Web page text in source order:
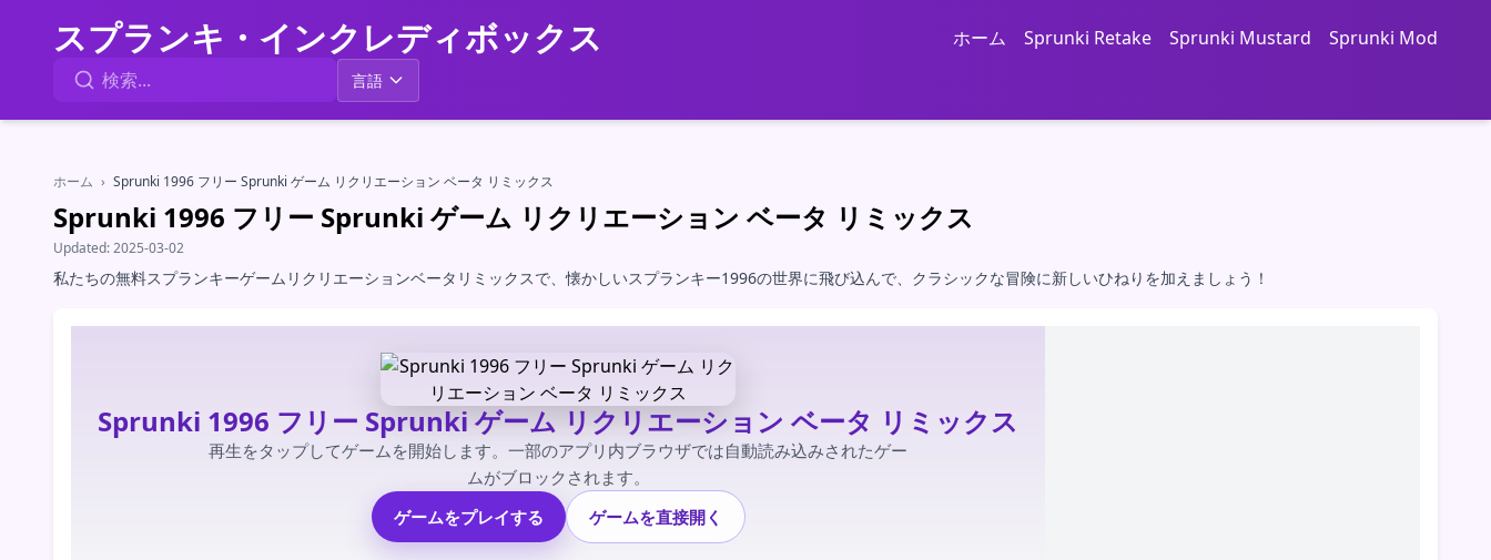
スプランキ・インクレディボックス ホーム Sprunki Retake Sprunki Mustard Sprunki Mod
言語
ホーム › Sprunki 1996 フリー Sprunki ゲーム リクリエーション ベータ リミックス
Sprunki 1996 フリー Sprunki ゲーム リクリエーション ベータ リミックス
Updated:2025-03-02
私たちの無料スプランキーゲームリクリエーションベータリミックスで、懐かしいスプランキー1996の世界に飛び込んで、クラシックな冒険に新しいひねりを加えましょう！
Sprunki 1996 フリー Sprunki ゲーム リクリエーション ベータ リミックス
再生をタップしてゲームを開始します。一部のアプリ内ブラウザでは自動読み込みされたゲー
ムがブロックされます。
ゲームをプレイする
ゲームを直接開く